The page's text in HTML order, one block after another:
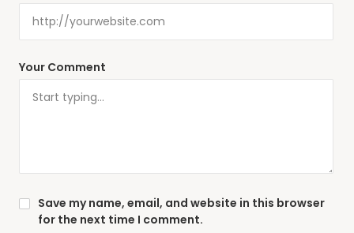
Your Comment
Save my name, email, and website in this browser
for the next time I comment.